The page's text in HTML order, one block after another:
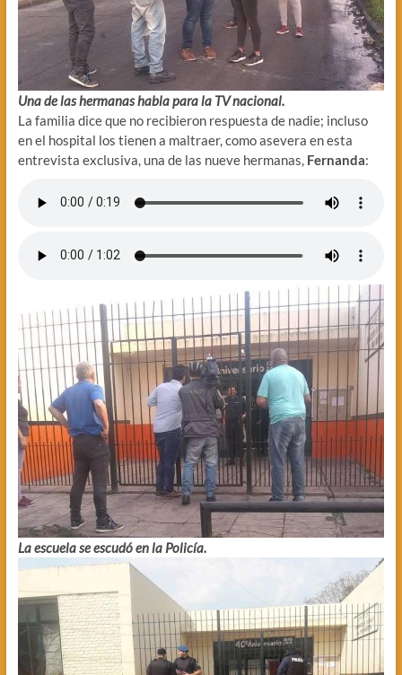
Una de las hermanas habla para la TV nacional.
La familia dice que no recibieron respuesta de nadie; incluso
en el hospital los tienen a maltraer, como asevera en esta
entrevista exclusiva, una de las nueve hermanas, Fernanda:
La escuela se escudó en la Policía.